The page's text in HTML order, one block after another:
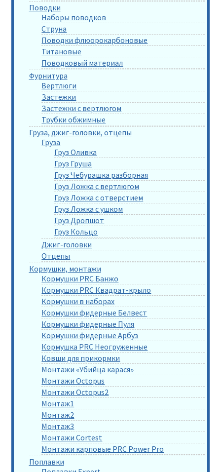
Поводки
Наборы поводков
Струна
Поводки флюорокарбоновые
Титановые
Поводковый материал
Фурнитура
Вертлюги
Застежки
Застежки с вертлюгом
Трубки обжимные
Груза, джиг-головки, отцепы
Груза
Груз Оливка
Груз Груша
Груз Чебурашка разборная
Груз Ложка с вертлюгом
Груз Ложка с отверстием
Груз Ложка с ушком
Груз Дропшот
Груз Кольцо
Джиг-головки
Отцепы
Кормушки, монтажи
Кормушки PRC Банжо
Кормушки PRC Квадрат-крыло
Кормушки в наборах
Кормушки фидерные Белвест
Кормушки фидерные Пуля
Кормушки фидерные Арбуз
Кормушка PRC Неогруженные
Ковши для прикормки
Монтажи «Убийца карася»
Монтажи Octopus
Монтажи Octopus2
Монтаж1
Монтаж2
Монтаж3
Монтажи Cortest
Монтажи карповые PRC Power Pro
Поплавки